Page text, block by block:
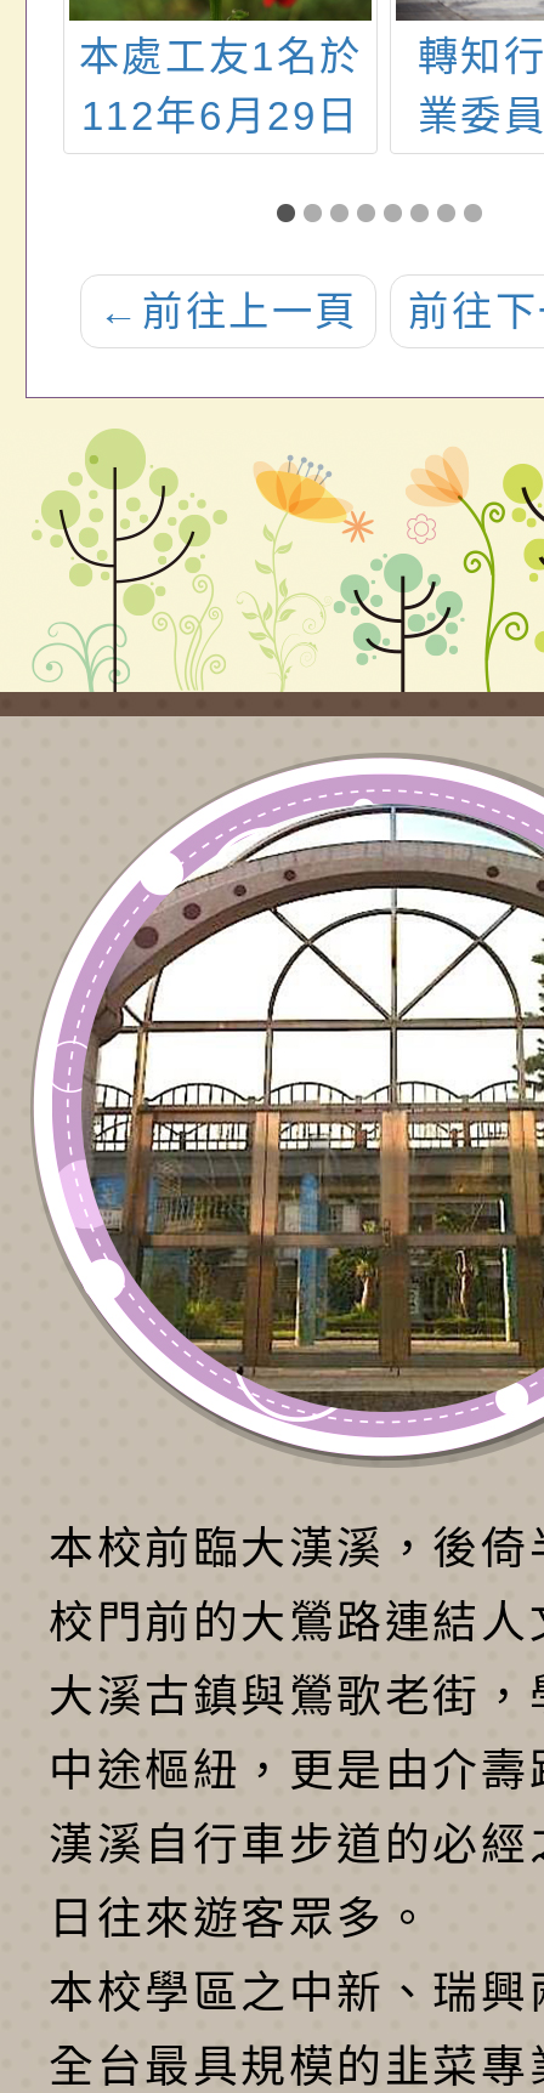
本處工友1名於
112年6月29日
轉知所屬有意
移撥至本處服
務之工友
轉知
業委
度學
米撥
案，
明，
← 前往上一頁 前往
本校前臨大漢溪，後倚
校門前的大鶯路連結人
大溪古鎮與鶯歌老街，
中途樞紐，更是由介壽
漢溪自行車步道的必經
日往來遊客眾多。
本校學區之中新、瑞興
全台最具規模的韭菜專